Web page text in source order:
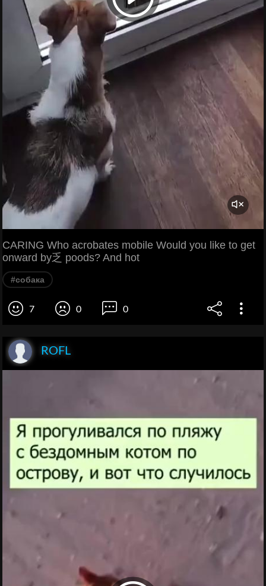
CARING Who acrobates mobile Would you like to get
onward by乏 poods? And hot
#собака
7 0 0
ROFL